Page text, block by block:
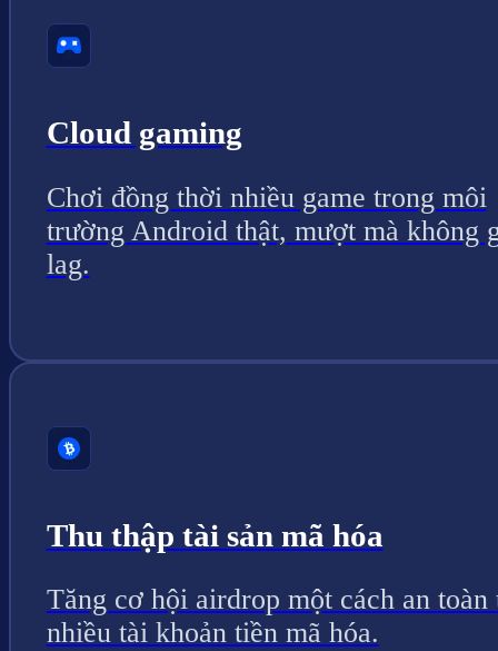
Cloud gaming
Chơi đồng thời nhiều game trong môi
trường Android thật, mượt mà không
lag.
Thu thập tài sản mã hóa
Tăng cơ hội airdrop một cách an toàn
nhiều tài khoản tiền mã hóa.